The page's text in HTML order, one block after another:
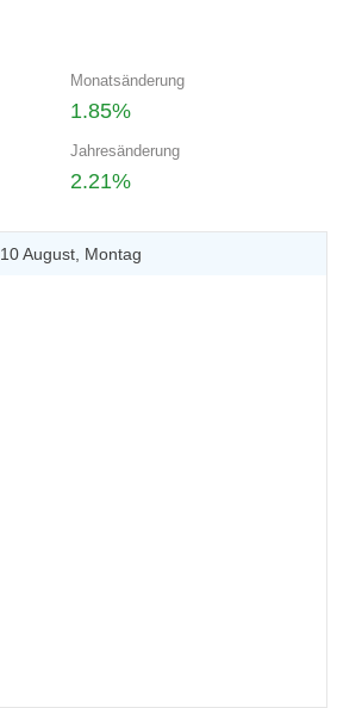
Monatsänderung
1.85%
Jahresänderung
2.21%
10 August, Montag